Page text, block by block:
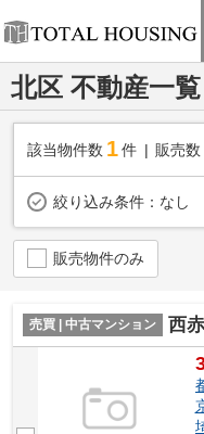
北区 不動産一覧
該当物件数 1件 販売数
絞り込み条件： なし
販売物件のみ
売買 | 中古マンション 西